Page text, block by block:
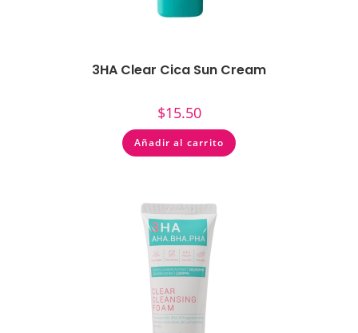
3HA Clear Cica Sun Cream
$15.50
Añadir al carrito